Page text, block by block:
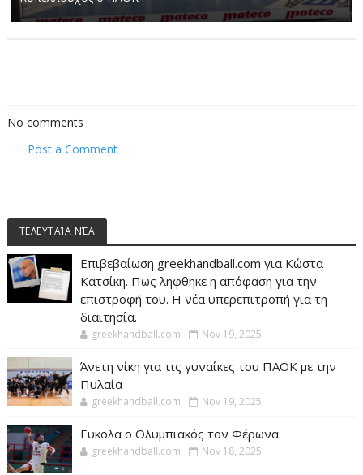
No comments
Post a Comment
ΤΕΛΕΥΤΑΊΑ ΝΈΑ
Επιβεβαίωση greekhandball.com για Κώστα
Κατσίκη. Πως ληφθηκε η απόφαση για την
επιστροφή του. Η νέα υπερεπιτροπή για τη
διαιτησία.
greekhandball.com Nov 19, 2025
Άνετη νίκη για τις γυναίκες του ΠΑΟΚ με την
Πυλαία
greekhandball.com Nov 19, 2025
Ευκολα ο Ολυμπιακός τον Φέρωνα
greekhandball.com Nov 18, 2025